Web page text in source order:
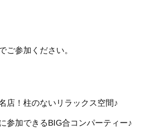
ご参加ください。
店！柱のないリラックス空間♪
参加できるBIG合コンパーティー♪